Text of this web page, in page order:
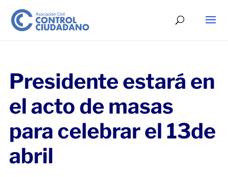
Presidente estará en
el acto de masas
para celebrar el 13de
abril